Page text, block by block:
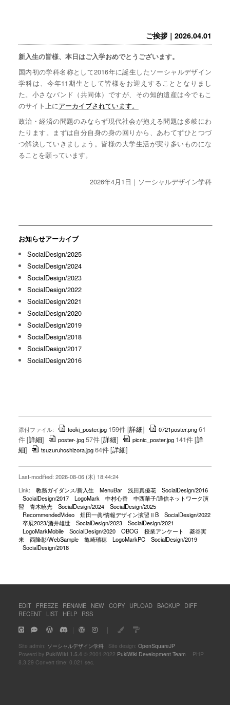
ご挨拶｜2026.04.01
新入生の皆様、本日はご入学おめでとうございます。
国内初の学科名称として2016年に誕生したソーシャルデザイン
学科は、今年11期生として皆様をお迎えすることとなりまし
た。小さなバンド（共同体）ですが、その知的遺産は今でもこ
のサイト上にアーカイブされています。
政治・経済の問題のみならず現代社会が抱える問題は多岐にわ
たります。まずは自分自身の身の回りから、あわてずひとつづ
つ解決していきましょう。皆様の大学生活が実り多いものにな
ることを願っています。
2026年4月1日｜ソーシャルデザイン学科
お知らせアーカイブ
SocialDesign/2025
SocialDesign/2024
SocialDesign/2023
SocialDesign/2022
SocialDesign/2021
SocialDesign/2020
SocialDesign/2019
SocialDesign/2018
SocialDesign/2017
SocialDesign/2016
添付ファイル: tooki_poster.jpg 159件[詳細] 0721poster.png61
件[詳細] poster-.jpg57件[詳細] picnic_poster.jpg 141件[詳
細] tsuzuruhoshizora.jpg64件[詳細]
Last-modified: 2026-08-06 (木) 18:44:24
Link:
教務ガイダンス/新入生 MenuBar 浅田真優花
SocialDesign/2016
SocialDesign/2017
LogoMark 中村心香
中西華子/通信ネットワーク演
習
青木暁光 SocialDesign/2024
SocialDesign/2025
RecommendedVideo
畑田一眞/情報デザイン演習ⅡB
SocialDesign/2022
卒展2023/酒井雄世
SocialDesign/2023
SocialDesign/2021
LogoMarkMobile
SocialDesign/2020 OBOG 授業アンケート
菱谷実
来
西隆彰/WebSample 亀崎瑞穂 LogoMarkPC
SocialDesign/2019
SocialDesign/2018
EDIT FREEZE RENAME NEW COPY UPLOAD BACKUP
DIFF
RECENT
LIST HELP RSS
｜ ｜
Site admin: ソーシャルデザイン学科Site design: OpenSquareJP
Powerd by PukiWiki 1.5.4 © 2001-2022 PukiWiki Development Team PHP
8.3.29 Convert time: 0.021 sec.